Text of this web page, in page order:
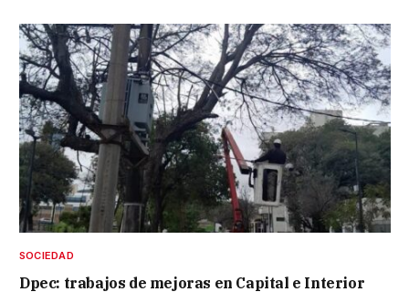
SOCIEDAD
Dpec: trabajos de mejoras en Capital e Interior